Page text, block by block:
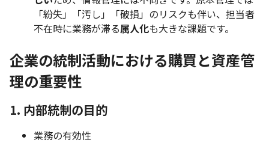
「紛失」「汚し」「破損」のリスクも伴い、担当者
不在時に業務が滞る属人化も大きな課題です。
企業の統制活動における購買と資産管
理の重要性
1. 内部統制の目的
業務の有効性